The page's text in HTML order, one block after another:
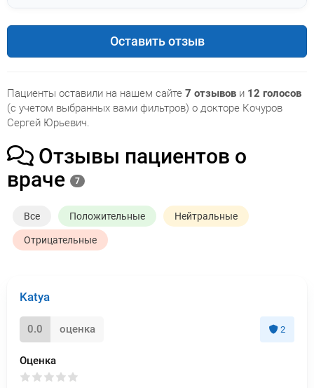
Оставить отзыв
Пациенты оставили на нашем сайте 7 отзывов и 12 голосов
(с учетом выбранных вами фильтров) о докторе Кочуров
Сергей Юрьевич.
Отзывы пациентов о
враче
7
Все Положительные Нейтральные
Отрицательные
Katya
0.0 оценка 2
Оценка